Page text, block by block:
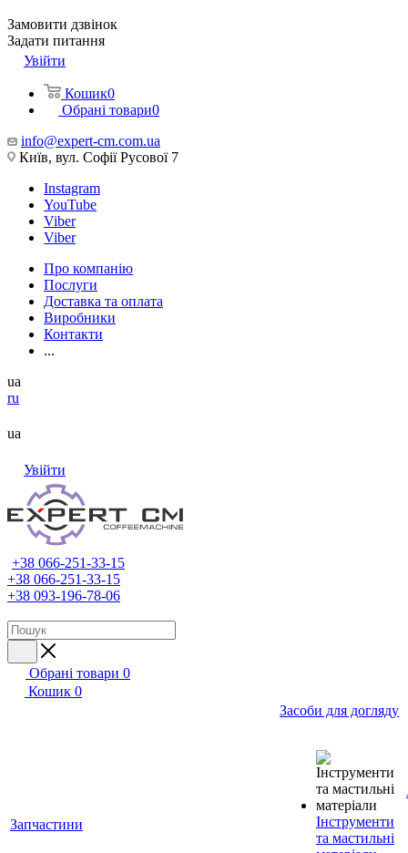
Замовити дзвінок
Задати питання
Увійти
Кошик0
Обрані товари0
info@expert-cm.com.ua
Київ, вул. Софії Русової 7
Instagram
YouTube
Viber
Viber
Про компанію
Послуги
Доставка та оплата
Виробники
Контакти
...
ua
ru
ua
Увійти
+38 066-251-33-15
+38 066-251-33-15
+38 093-196-78-06
Обрані товари 0
Кошик 0
Запчастини
Засоби для догляду
Інструменти
та мастильні